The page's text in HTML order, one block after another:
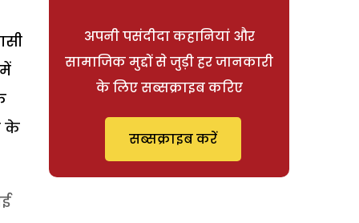
के
अपनी पसंदीदा कहानियां और
सामाजिक मुद्दों से जुड़ी हर जानकारी
के लिए सब्सक्राइब करिए
सब्सक्राइब करें